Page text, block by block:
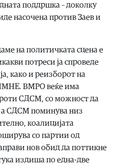
поддршка – доколку
насочена против Заев и
на политичката сцена е
потреси ја спроведе
како и реизборот на
ВМРО веќе има
СДСМ, со можност да
СДСМ поминува низ
коалицијата
со партии од
нов обид да поттикне
издиша по една-две